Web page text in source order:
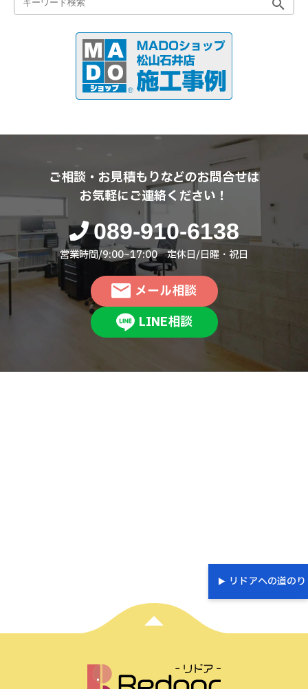
ご相談・お見積もりなどのお問合せは
お気軽にご連絡ください！
089-910-6138
営業時間/9:00~17:00 定休日/日曜・祝日
メール相談
LINE相談
リドアへの道のり